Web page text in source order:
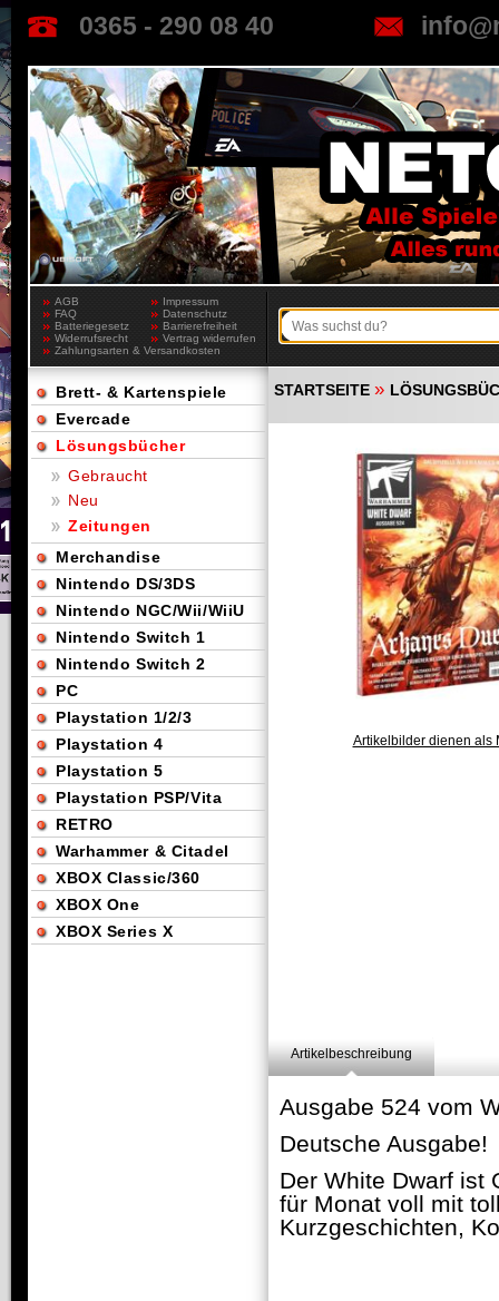
0365 - 290 08 40
AGB
Impressum
FAQ
Datenschutz
Batteriegesetz
Barrierefreiheit
Widerrufsrecht
Vertrag widerrufen
Zahlungsarten & Versandkosten
STARTSEITE »
Artikelbilder dienen als
Artikelbeschreibung
Ausgabe 524 vom
Deutsche Ausgabe!
Der White Dwarf ist
für Monat voll mit
Kurzgeschichten,
Brett- & Kartenspiele
Evercade
Lösungsbücher
Gebraucht
Neu
Zeitungen
Merchandise
Nintendo DS/3DS
Nintendo NGC/Wii/WiiU
Nintendo Switch 1
Nintendo Switch 2
PC
Playstation 1/2/3
Playstation 4
Playstation 5
Playstation PSP/Vita
RETRO
Warhammer & Citadel
XBOX Classic/360
XBOX One
XBOX Series X